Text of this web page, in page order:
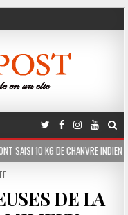
INDIEN DISSIMULÉS DANS LE
DE LA